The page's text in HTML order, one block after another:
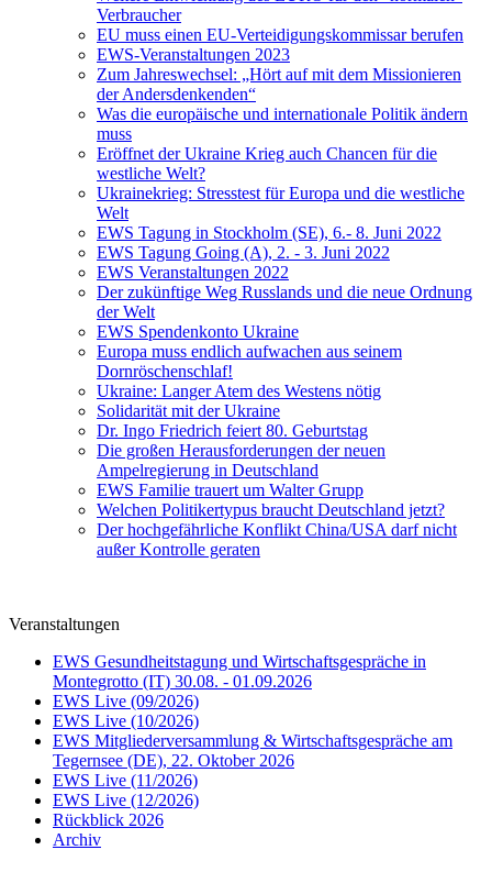
Verbraucher
EU muss einen EU-Verteidigungskommissar berufen
EWS-Veranstaltungen 2023
Zum Jahreswechsel: „Hört auf mit dem Missionieren
der Andersdenkenden“
Was die europäische und internationale Politik ändern
muss
Eröffnet der Ukraine Krieg auch Chancen für die
westliche Welt?
Ukrainekrieg: Stresstest für Europa und die westliche
Welt
EWS Tagung in Stockholm (SE), 6.- 8. Juni 2022
EWS Tagung Going (A), 2. - 3. Juni 2022
EWS Veranstaltungen 2022
Der zukünftige Weg Russlands und die neue Ordnung
der Welt
EWS Spendenkonto Ukraine
Europa muss endlich aufwachen aus seinem
Dornröschenschlaf!
Ukraine: Langer Atem des Westens nötig
Solidarität mit der Ukraine
Dr. Ingo Friedrich feiert 80. Geburtstag
Die großen Herausforderungen der neuen
Ampelregierung in Deutschland
EWS Familie trauert um Walter Grupp
Welchen Politikertypus braucht Deutschland jetzt?
Der hochgefährliche Konflikt China/USA darf nicht
außer Kontrolle geraten
Veranstaltungen
EWS Gesundheitstagung und Wirtschaftsgespräche in
Montegrotto (IT) 30.08. - 01.09.2026
EWS Live (09/2026)
EWS Live (10/2026)
EWS Mitgliederversammlung & Wirtschaftsgespräche am
Tegernsee (DE), 22. Oktober 2026
EWS Live (11/2026)
EWS Live (12/2026)
Rückblick 2026
Archiv